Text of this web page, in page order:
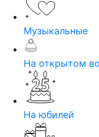
Музыкальные
На открытом
На юбилей